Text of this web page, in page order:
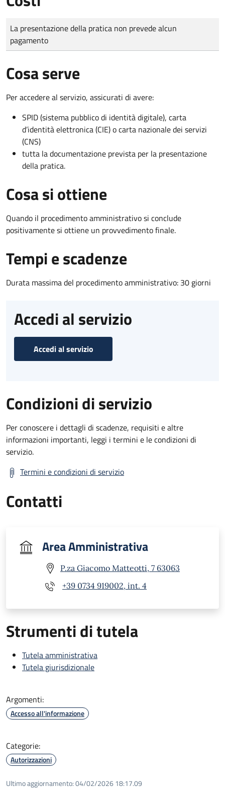
Tipo di pagamento
Importo
La presentazione della pratica non prevede alcun
pagamento
Cosa serve
Per accedere al servizio, assicurati di avere:
SPID (sistema pubblico di identità digitale), carta
d’identità elettronica (CIE) o carta nazionale dei servizi
(CNS)
tutta la documentazione prevista per la presentazione
della pratica.
Cosa si ottiene
Quando il procedimento amministrativo si conclude
positivamente si ottiene un provvedimento finale.
Tempi e scadenze
Durata massima del procedimento amministrativo: 30 giorni
Accedi al servizio
Accedi al servizio
Condizioni di servizio
Per conoscere i dettagli di scadenze, requisiti e altre
informazioni importanti, leggi i termini e le condizioni di
servizio.
Termini e condizioni di servizio
Contatti
Area Amministrativa
P.za Giacomo Matteotti, 7 63063
+39 0734 919002, int. 4
Strumenti di tutela
Tutela amministrativa
Tutela giurisdizionale
Argomenti:
Accesso all'informazione
Categorie:
Autorizzazioni
Ultimo aggiornamento:04/02/2026 18:17.09